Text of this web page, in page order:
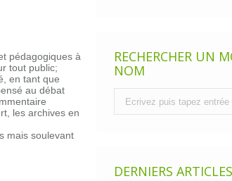
pédagogiques à
tout public;
en tant que
au débat
les archives en
mais soulevant
RECHERCHER UN
NOM
DERNIERS ARTICLES